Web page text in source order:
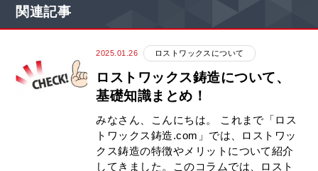
関連記事
2025.01.26 ロストワックスについて
ロストワックス鋳造について、
基礎知識まとめ！
みなさん、こんにちは。 これまで「ロス
トワックス鋳造.com」では、ロストワッ
クス鋳造の特徴やメリットについて紹介
してきました。このコラムでは、ロスト